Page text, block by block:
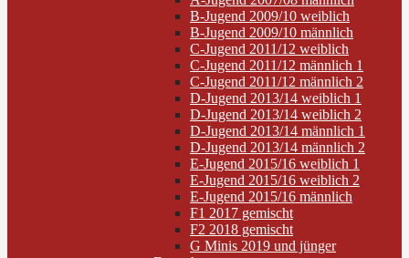
B-Jugend 2009/10 weiblich
B-Jugend 2009/10 männlich
C-Jugend 2011/12 weiblich
C-Jugend 2011/12 männlich 1
C-Jugend 2011/12 männlich 2
D-Jugend 2013/14 weiblich 1
D-Jugend 2013/14 weiblich 2
D-Jugend 2013/14 männlich 1
D-Jugend 2013/14 männlich 2
E-Jugend 2015/16 weiblich 1
E-Jugend 2015/16 weiblich 2
E-Jugend 2015/16 männlich
F1 2017 gemischt
F2 2018 gemischt
G Minis 2019 und jünger